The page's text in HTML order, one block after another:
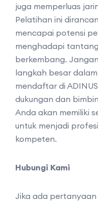
juga memperluas
Pelatihan ini
mencapai potensi
menghadapi
berkembang.
langkah besar
mendaftar di
dukungan dan
Anda akan memiliki
untuk menjadi
kompeten.
Hubungi Kami
Jika ada